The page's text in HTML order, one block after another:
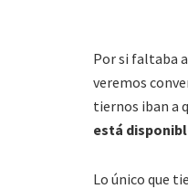
Por si faltaba
veremos
tiernos iban a
está
Lo único que